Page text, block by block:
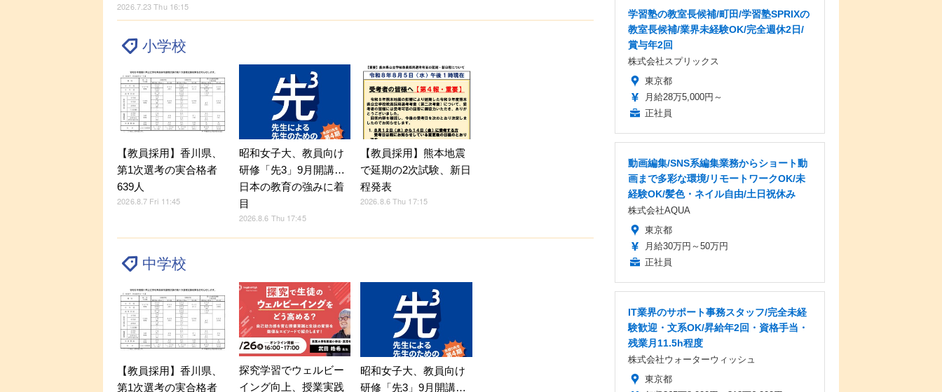
2026.7.23 Thu 16:15
小学校
【教員採用】香川県、
第1次選考の実合格者
639人
2026.8.7 Fri 11:45
昭和女子大、教員向け
研修「先3」9月開講…
日本の教育の強みに着
目
2026.8.6 Thu 17:45
【教員採用】熊本地震
で延期の2次試験、新日
程発表
2026.8.6 Thu 17:15
中学校
【教員採用】香川県、
第1次選考の実合格者
探究学習でウェルビー
イング向上、授業実践
昭和女子大、教員向け
研修「先3」9月開講…
学習塾の教室長候補/町田/学習塾SPRIXの
教室長候補/業界未経験OK/完全週休2日/
賞与年2回
株式会社スプリックス
東京都
月給28万5,000円～
正社員
動画編集/SNS系編集業務からショート動
画まで多彩な環境/リモートワークOK/未
経験OK/髪色・ネイル自由/土日祝休み
株式会社AQUA
東京都
月給30万円～50万円
正社員
IT業界のサポート事務スタッフ/完全未経
験歓迎・文系OK/昇給年2回・資格手当・
残業月11.5h程度
株式会社ウォーターウィッシュ
東京都